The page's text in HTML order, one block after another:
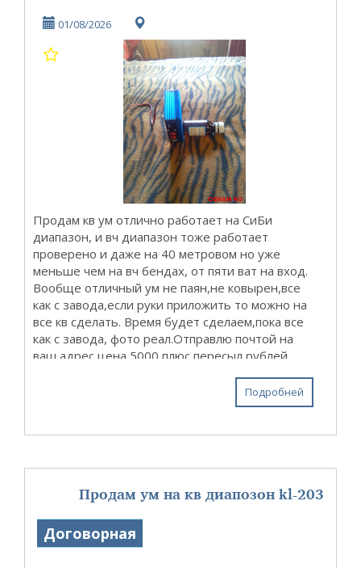
01/08/2026
Продам кв ум отлично работает на СиБи
диапазон, и вч диапазон тоже работает
проверено и даже на 40 метровом но уже
меньше чем на вч бендах, от пяти ват на вход.
Вообще отличный ум не паян,не ковырен,все
как с завода,если руки приложить то можно на
все кв сделать. Время будет сделаем,пока все
как с завода, фото реал.Отправлю почтой на
ваш адрес цена 5000 плюс пересыл рублей
Подробней
Продам ум на кв диапозон kl-203
Договорная